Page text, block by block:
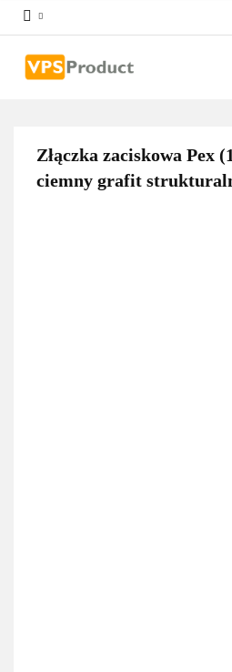
Złączka zaciskowa Pex
ciemny grafit